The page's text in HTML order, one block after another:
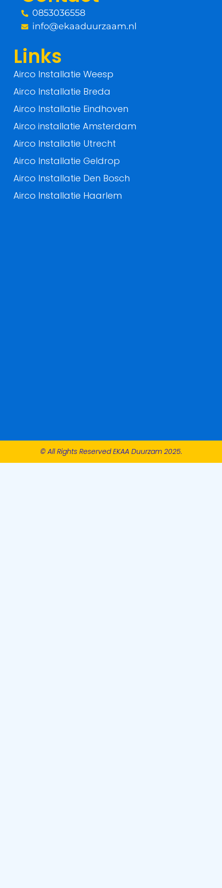
-
0853036558
info@ekaaduurzaam.nl
Links
Airco Installatie Weesp
Airco Installatie Breda
Airco Installatie Eindhoven
Airco installatie Amsterdam
Airco Installatie Utrecht
Airco Installatie Geldrop
Airco Installatie Den Bosch
Airco Installatie Haarlem
© All Rights Reserved EKAA Duurzam 2025.